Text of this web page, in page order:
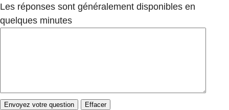
Les réponses sont généralement disponibles en
quelques minutes